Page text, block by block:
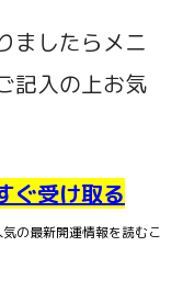
ましたらメニ
記入の上お気
ぐ受け取る
の最新開運情報を読むこ